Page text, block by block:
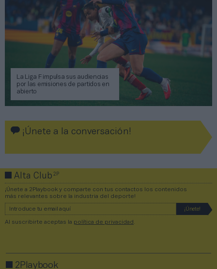
La Liga F impulsa sus audiencias
por las emisiones de partidos en
abierto
¡Únete a la conversación!
Alta Club2P
¡Únete a 2Playbook y comparte con tus contactos los contenidos
más relevantes sobre la industria del deporte!
Al suscribirte aceptas la política de privacidad .
2Playbook